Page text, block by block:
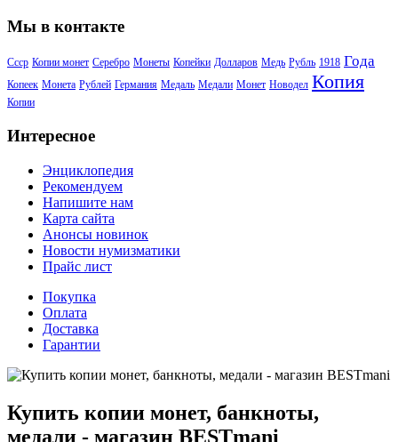
Мы в контакте
Ссср Копии монет Серебро Монеты Копейки Долларов Медь Рубль 1918 Года
Копеек Монета Рублей Германия Медаль Медали Монет Новодел Копия
Копии
Интересное
Энциклопедия
Рекомендуем
Напишите нам
Карта сайта
Анонсы новинок
Новости нумизматики
Прайс лист
Покупка
Оплата
Доставка
Гарантии
Купить копии монет, банкноты,
медали - магазин BESTmani